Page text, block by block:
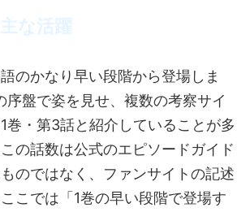
な活躍
のかなり早い段階から登場しま
序盤で姿を見せ、複数の考察サイ
巻・第3話と紹介していることが多
の話数は公式のエピソードガイド
のではなく、ファンサイトの記述
こでは「1巻の早い段階で登場す